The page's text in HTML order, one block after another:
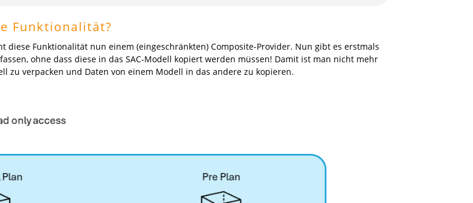
Funktionalität?
diese Funktionalität nun einem (eingeschränkten) Composite-Provider. Nun gibt es erstmals
ohne dass diese in das SAC-Modell kopiert werden müssen! Damit ist man nicht mehr
zu verpacken und Daten von einem Modell in das andere zu kopieren.